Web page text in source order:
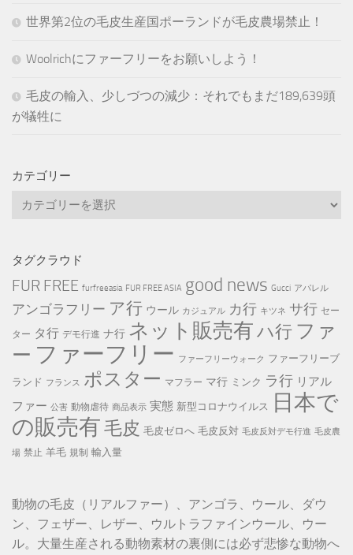
世界第2位の毛皮生産国ポーランドが毛皮農場禁止！
Woolrichにファーフリーをお願いしよう！
毛皮の輸入、少しづつの減少：それでもまだ189,639頭
が犠牲に
カテゴリー
カ
リ
ー
タグクラウド
FUR FREE furfreeasia FUR FREE ASIA good news Gucci アパレル
アンゴラフリー ア行 ウール カジュアル カ行 キツネ サ行 セー
ター タ行 デモ行進 ナ行 ネット販売有ハ行 ファ
ー ファーフリー ファーフリーウォーク ファーフリーブ
ランド フランス ポスター マフラー マ行 ミンク ラ行 リアル
ファー 公害 動物虐待 商品表示 実態 新型コロナウイルス
日本で
の販売有毛皮 毛皮ゼロへ 毛皮反対 毛皮反対デモ行進 毛皮農
場 禁止 羊毛 規制 輸入量
動物の毛皮（リアルファー）、アンゴラ、ウール、ダウ
ン、フェザー、レザー、ウルトラファインウール、ウー
ル。大量生産される動物素材の裏側には必ず悲惨な動物へ